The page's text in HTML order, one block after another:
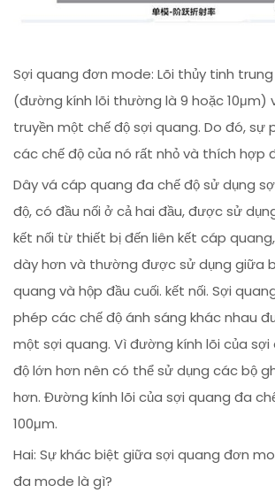
Sợi quang đơn mode: Lõi thủy tinh
(đường kính lõi thường là 9 hoặc 10μm)
truyền một chế độ sợi quang. Do đó, sự
các chế độ của nó rất nhỏ và thích hợp
Dây vá cáp quang đa chế độ sử dụng
độ, có đầu nối ở cả hai đầu, được sử
kết nối từ thiết bị đến liên kết cáp
dày hơn và thường được sử dụng giữa
quang và hộp đầu cuối. kết nối. Sợi
phép các chế độ ánh sáng khác nhau
một sợi quang. Vì đường kính lõi của
độ lớn hơn nên có thể sử dụng các bộ
hơn. Đường kính lõi của sợi quang đa
100μm.
Hai: Sự khác biệt giữa sợi quang đơn
đa mode là gì?